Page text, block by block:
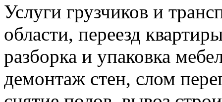
Услуги грузчиков и
области, переезд
разборка и упаковка
демонтаж стен, слом